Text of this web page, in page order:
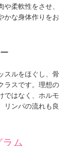
や柔軟性をさせ、
かな身体作りをお
スルをほぐし、骨
ラスです。理想の
ではなく、ホルモ
リンパの流れも良
ム